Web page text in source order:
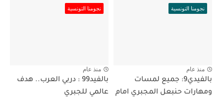
نجومنا التونسية
منذ عام
بالفيدي9: جميع لمسات
ومهارات حنبعل المجبري امام
نجومنا التونسية
منذ عام
بالفيد99 : دربي العرب.. هدف
عالمي للجبري